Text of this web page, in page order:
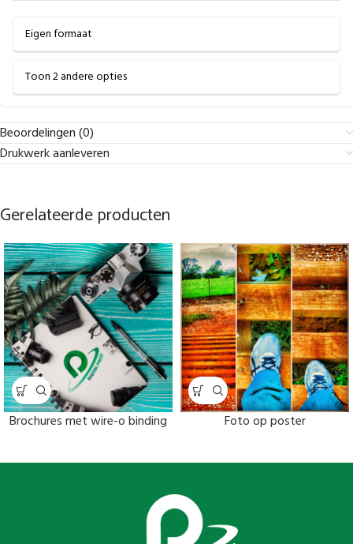
Eigen formaat
Toon 2 andere opties
Beoordelingen (0)
Drukwerk aanleveren
Gerelateerde producten
Brochures met wire-o binding Foto op poster